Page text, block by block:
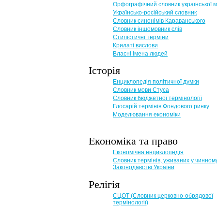
Орфографічний словник української
Українсько-російський словник
Словник синонімів Караванського
Словник іншомовник слів
Стилістичні терміни
Крилаті вислови
Власні імена людей
Історія
Енциклопедія політичної думки
Словник мови Стуса
Словник бюджетної термінології
Глосарій термінів Фондового ринку
Моделювання економіки
Економіка та право
Eкономічна енциклопедія
Словник термінів, уживаних у
Законодавстві України
Релігія
СЦОТ (Словник церковно-обрядової
термінології)